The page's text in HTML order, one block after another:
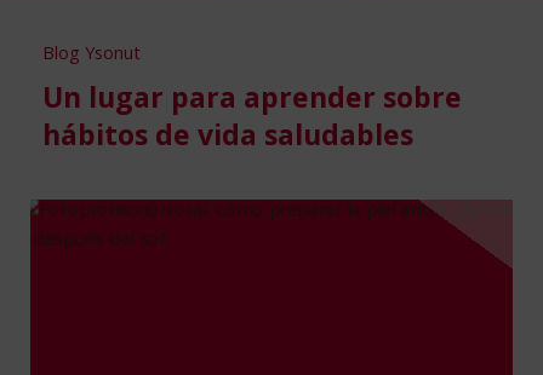
Blog Ysonut
Un lugar para aprender sobre
hábitos de vida saludables